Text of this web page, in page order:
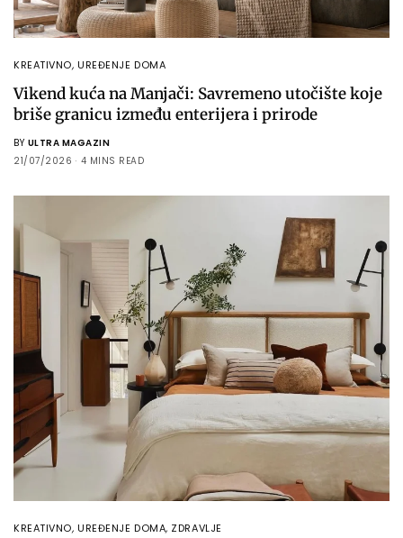
KREATIVNO,UREĐENJE DOMA
Vikend kuća na Manjači: Savremeno utočište koje
briše granicu između enterijera i prirode
BY ULTRA MAGAZIN
21/07/2026
4 MINS READ
KREATIVNO,UREĐENJE DOMA, ZDRAVLJE